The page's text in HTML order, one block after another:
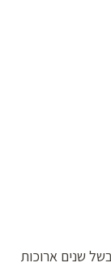
שנים ארוכות